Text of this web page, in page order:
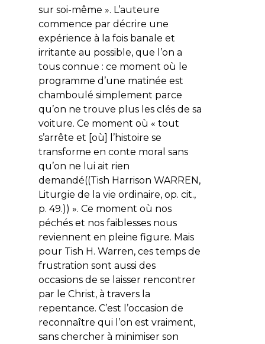
sur soi-même ». L’auteure
commence par décrire une
expérience à la fois banale et
irritante au possible, que l’on a
tous connue : ce moment où le
programme d’une matinée est
chamboulé simplement parce
qu’on ne trouve plus les clés de sa
voiture. Ce moment où « tout
s’arrête et [où] l’histoire se
transforme en conte moral sans
qu’on ne lui ait rien
demandé((Tish Harrison WARREN,
Liturgie de la vie ordinaire, op. cit.,
p. 49.)) ». Ce moment où nos
péchés et nos faiblesses nous
reviennent en pleine figure. Mais
pour Tish H. Warren, ces temps de
frustration sont aussi des
occasions de se laisser rencontrer
par le Christ, à travers la
repentance. C’est l’occasion de
reconnaître qui l’on est vraiment,
sans chercher à minimiser son